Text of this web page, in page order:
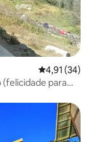
4,91 de uma
4,91 (34)
(felicidade para